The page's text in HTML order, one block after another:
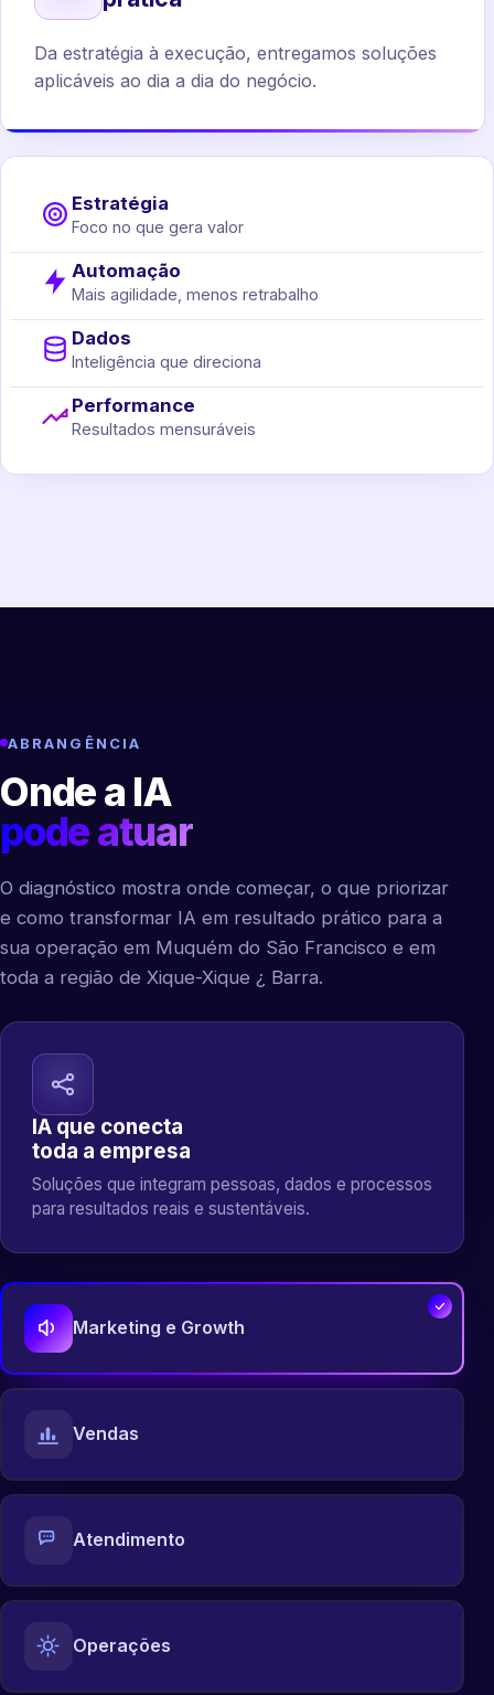
Da estratégia à execução, entregamos soluções
aplicáveis ao dia a dia do negócio.
Estratégia
Foco no que gera valor
Automação
Mais agilidade, menos retrabalho
Dados
Inteligência que direciona
Performance
Resultados mensuráveis
ABRANGÊNCIA
Onde a IA
pode atuar
O diagnóstico mostra onde começar, o que priorizar
e como transformar IA em resultado prático para a
sua operação em Muquém do São Francisco e em
toda a região de Xique-Xique ¿ Barra.
IA que conecta
toda a empresa
Soluções que integram pessoas, dados e processos
para resultados reais e sustentáveis.
Marketing e Growth
Vendas
Atendimento
Operações